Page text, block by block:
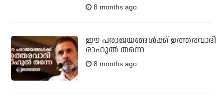
8 months ago
ഈ പരാജയങ്ങള്‍ക്ക് ഉത്തരവാദി
രാഹുല്‍ തന്നെ
8 months ago